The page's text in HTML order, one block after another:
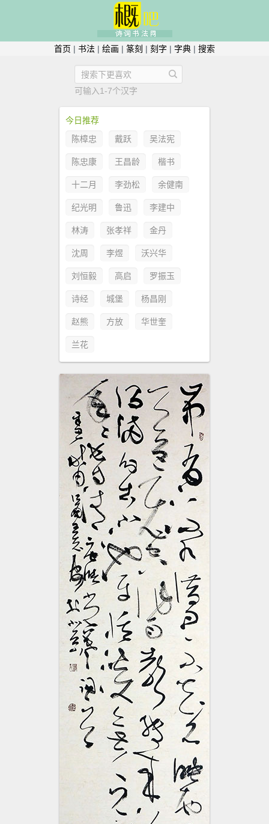
首页 | 书法 | 绘画 | 篆刻 | 刻字 | 字典 | 搜索
可输入1-7个汉字
今日推荐
陈樟忠
戴跃 吴法宪
陈忠康 王昌龄 楷书
十二月 李劲松 余健南
纪光明 鲁迅 李建中
林涛 张孝祥 金丹
沈周 李煜 沃兴华
刘恒毅 高启 罗振玉
诗经 城堡 杨昌刚
赵熊 方放 华世奎
兰花